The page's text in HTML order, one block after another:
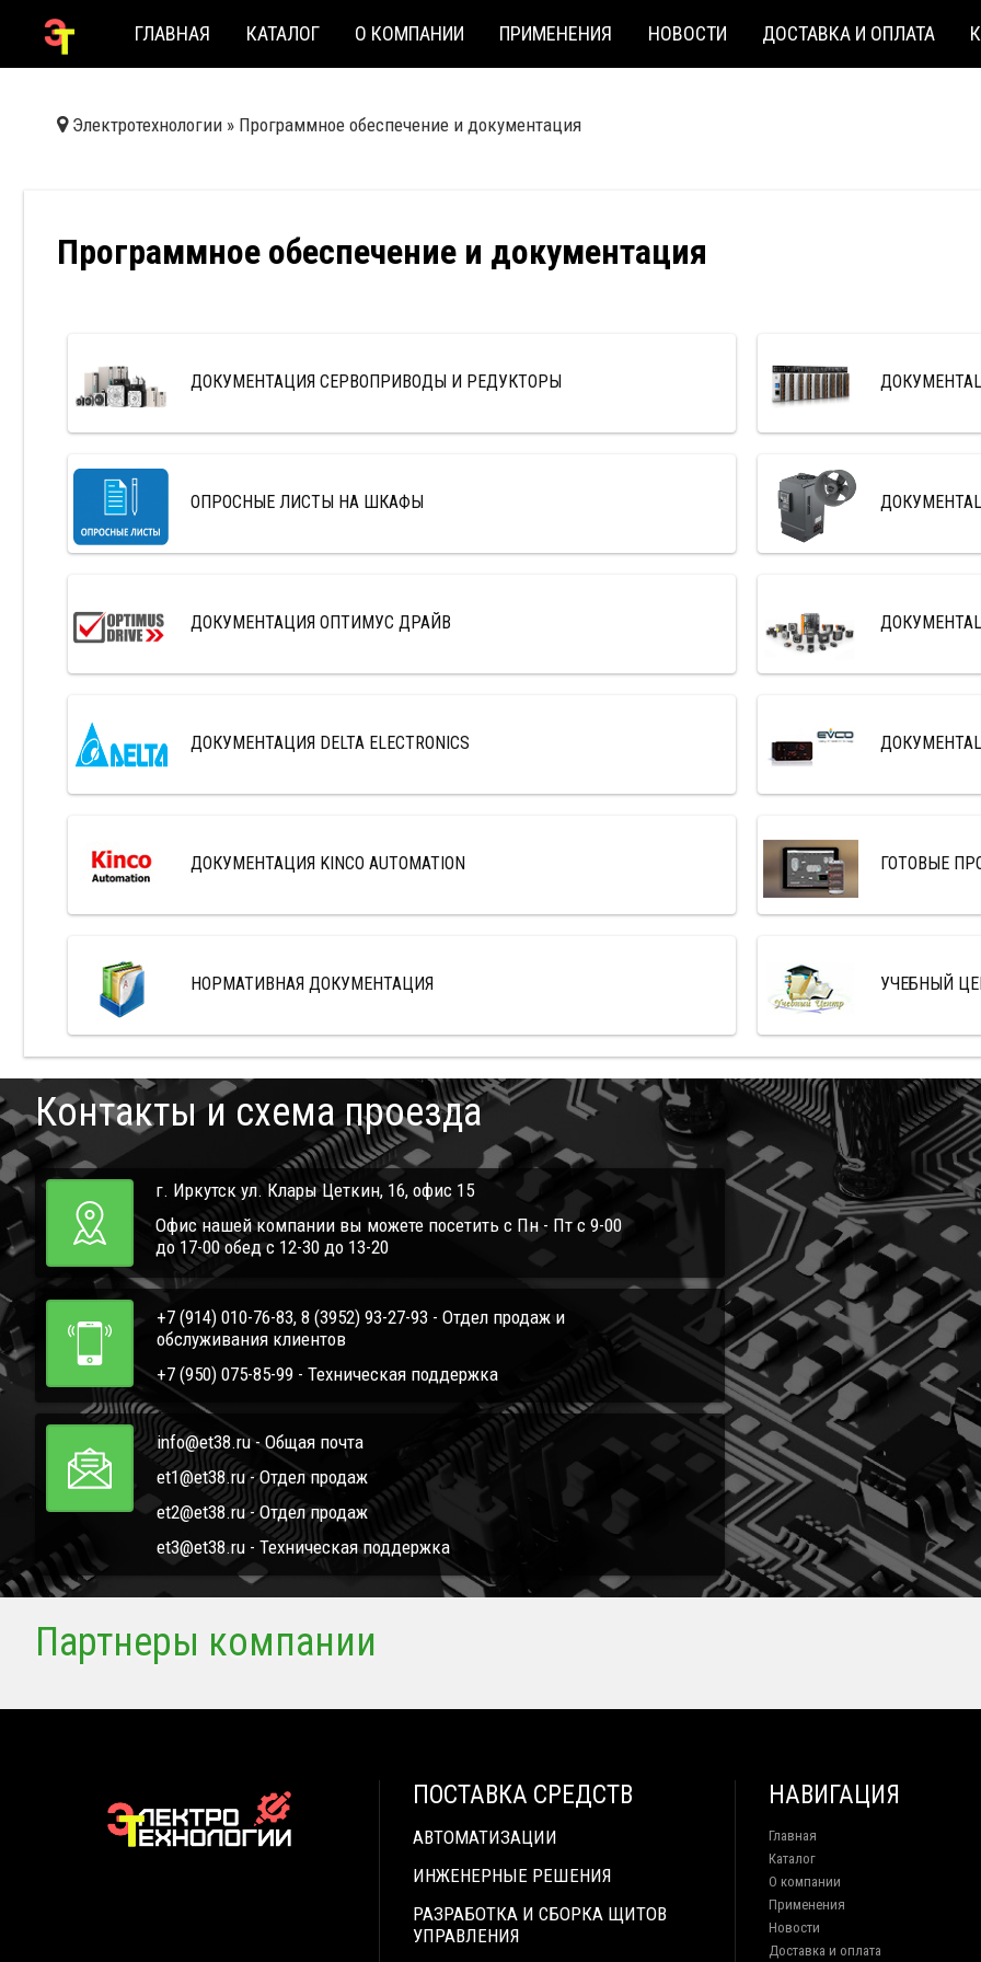
ГЛАВНАЯ КАТАЛОГ О КОМПАНИИ ПРИМЕНЕНИЯ НОВОСТИ ДОСТАВКА И ОПЛАТА
Электротехнологии » Программное обеспечение и документация
Программное обеспечение и документация
ДОКУМЕНТАЦИЯ СЕРВОПРИВОДЫ И РЕДУКТОРЫ
ОПРОСНЫЕ ЛИСТЫ НА ШКАФЫ
ДОКУМЕНТАЦИЯ ОПТИМУС ДРАЙВ
ДОКУМЕНТАЦИЯ DELTA ELECTRONICS
ДОКУМЕНТАЦИЯ KINCO AUTOMATION ГОТОВЫЕ
НОРМАТИВНАЯ ДОКУМЕНТАЦИЯ УЧЕБНЫЙ
Контакты и схема проезда
г. Иркутск ул. Клары Цеткин, 16, офис 15
Офис нашей компании вы можете посетить с Пн - Пт с 9-00
до 17-00 обед с 12-30 до 13-20
+7 (914) 010-76-83, 8 (3952) 93-27-93 - Отдел продаж и
обслуживания клиентов
+7 (950) 075-85-99 - Техническая поддержка
info@et38.ru - Общая почта
et1@et38.ru - Отдел продаж
et2@et38.ru - Отдел продаж
et3@et38.ru - Техническая поддержка
Партнеры компании
ПОСТАВКА СРЕДСТВ
АВТОМАТИЗАЦИИ
ИНЖЕНЕРНЫЕ РЕШЕНИЯ
РАЗРАБОТКА И СБОРКА ЩИТОВ
УПРАВЛЕНИЯ
НАВИГАЦИЯ
Главная
Каталог
О компании
Применения
Новости
Доставка и оплата